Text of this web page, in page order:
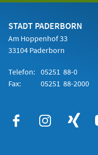
STADT PADERBORN
Am Hoppenhof 33
33104 Paderborn
Telefon: 05251 88-0
Fax:
05251 88-2000